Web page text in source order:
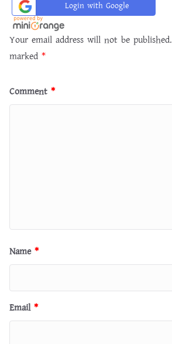
Login with Google
Your email address will not be published.
marked *
Comment *
Name *
Email *